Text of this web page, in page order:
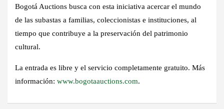
Bogotá Auctions busca con esta iniciativa acercar el mundo
de las subastas a familias, coleccionistas e instituciones, al
tiempo que contribuye a la preservación del patrimonio
cultural.
La entrada es libre y el servicio completamente gratuito. Más
información: www.bogotaauctions.com.